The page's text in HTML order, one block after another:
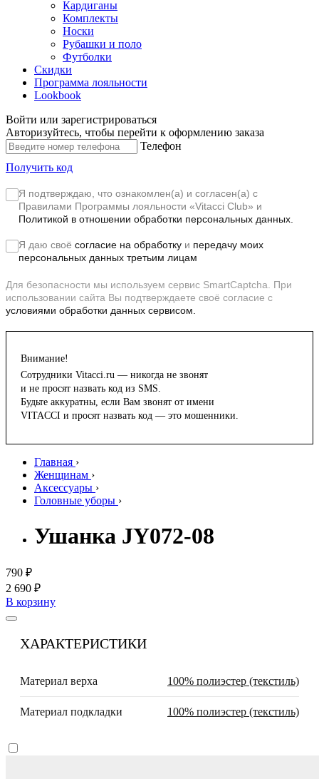
Кардиганы
Комплекты
Носки
Рубашки и поло
Футболки
Скидки
Программа лояльности
Lookbook
Войти или зарегистрироваться
Авторизуйтесь, чтобы перейти к оформлению заказа
Телефон
Получить код
Я подтверждаю, что ознакомлен(а) и согласен(а) с
Правилами Программы лояльности «Vitacci Club» и
Политикой в отношении обработки персональных данных.
Я даю своё согласие на обработку и передачу моих
персональных данных третьим лицам
Для безопасности мы используем сервис SmartCaptcha. При
использовании сайта Вы подтверждаете своё согласие с
условиями обработки данных сервисом.
Внимание!
Сотрудники Vitacci.ru — никогда не звонят
и не просят назвать код из SMS.
Будьте аккуратны, если Вам звонят от имени
VITACCI и просят назвать код — это мошенники.
Главная ›
Женщинам ›
Аксессуары ›
Головные уборы ›
Ушанка JY072-08
790 ₽
2 690 ₽
В корзину
ХАРАКТЕРИСТИКИ
Материал верха 100% полиэстер (текстиль)
Материал подкладки 100% полиэстер (текстиль)